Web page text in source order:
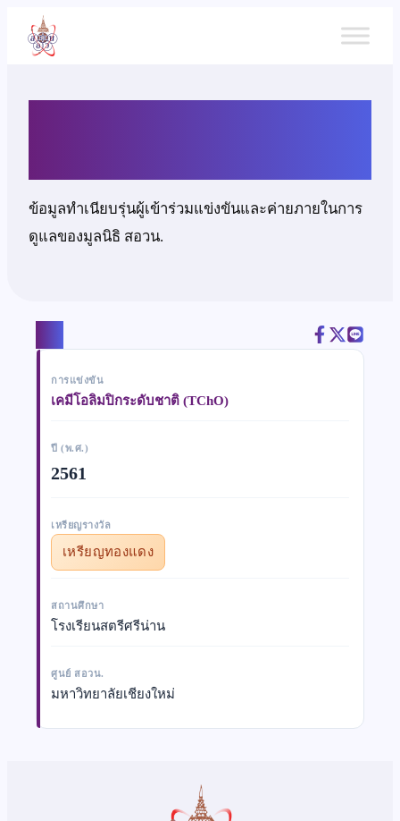
เนื้อหา
ข้อมูลทำเนียบรุ่นผู้เข้าร่วมแข่งขันและค่ายภายในการ
ดูแลของมูลนิธิ สอวน.
การแข่งขัน
เคมีโอลิมปิกระดับชาติ (TChO)
ปี (พ.ศ.)
2561
เหรียญรางวัล
เหรียญทองแดง
สถานศึกษา
โรงเรียนสตรีศรีน่าน
ศูนย์ สอวน.
มหาวิทยาลัยเชียงใหม่